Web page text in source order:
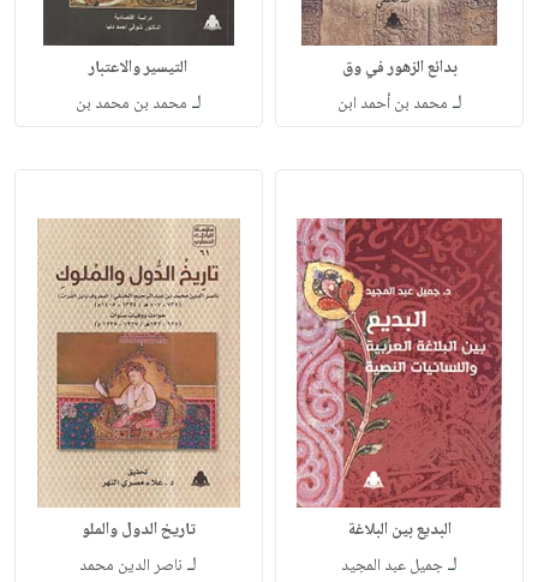
بدائع الزهور في وق
لـ محمد بن أحمد ابن
التيسير والاعتبار
لـ محمد بن محمد بن
البديع بين البلاغة
لـجميل عبد المجيد
تاريخ الدول والملو
لـ ناصر الدين محمد